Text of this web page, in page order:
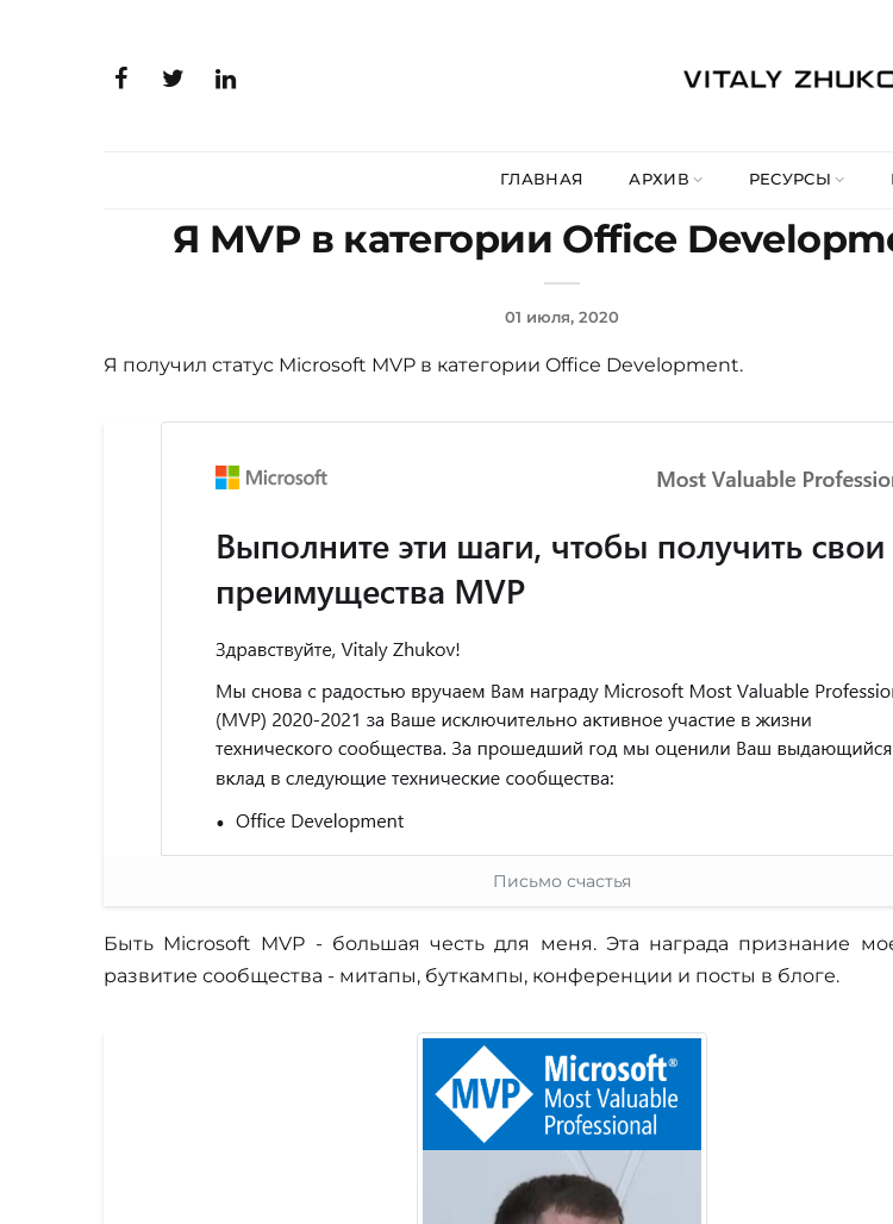
ГЛАВНАЯ АРХИВ РЕСУРСЫ
Я MVP в категории Office
01 июля, 2020
Я получил статус Microsoft MVP в категории Office Development.
Письмо счастья
Быть Microsoft MVP - большая честь для меня. Эта награда признание
развитие сообщества - митапы, буткампы, конференции и посты в блоге.